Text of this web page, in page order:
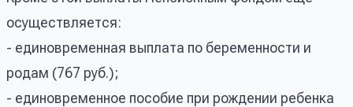
осуществляется:
- единовременная выплата по беременности и
родам (767 руб.);
- единовременное пособие при рождении ребенка